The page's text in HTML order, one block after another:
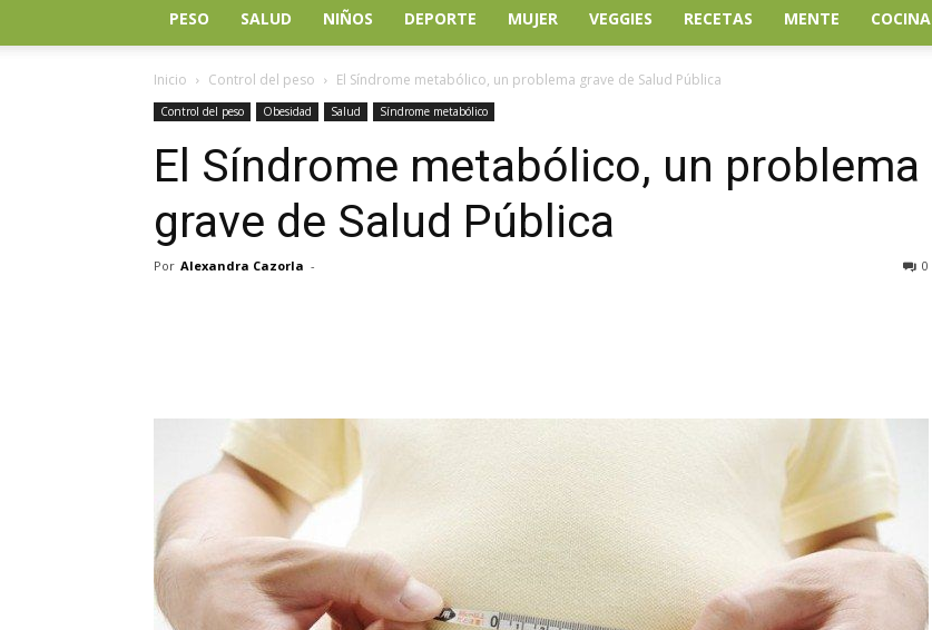
PESO SALUD NIÑOS DEPORTE MUJER VEGGIES RECETAS MENTE COCINA
Inicio Control del peso El Síndrome metabólico, un problema grave de Salud Pública
Control del peso Obesidad Salud Síndrome metabólico
El Síndrome metabólico, un problema
grave de Salud Pública
Por Alexandra Cazorla - 0